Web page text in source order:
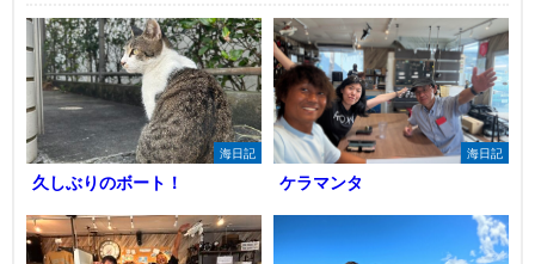
海日記
久しぶりのボート！
海日記
ケラマンタ